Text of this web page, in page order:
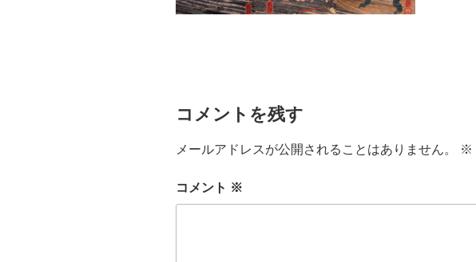
コメントを残す
メールアドレスが公開されることはありません。 ※
コメント ※